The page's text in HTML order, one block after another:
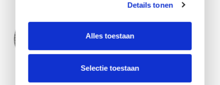
Details tonen
Alles toestaan
Selectie toestaan